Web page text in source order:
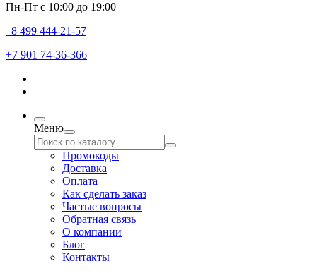
Пн-Пт с 10:00 до 19:00
8 499 444-21-57
+7 901 74-36-366
Меню
Промокоды
Доставка
Оплата
Как сделать заказ
Частые вопросы
Обратная связь
О компании
Блог
Контакты